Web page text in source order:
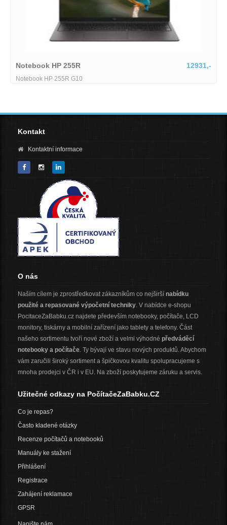
Notebook HP 255R 12931,-
Notebook HP 255R G10
Kontakt
Kontaktní informace
O nás
Naším cílem je zprostředkovat zákazníkům co nejširší nabídku
použité a repasované výpočetní techniky. V nabídce e-shopu
PocitaceZaBabku.cz najdete především notebooky, počítače, LCD
monitory, tiskárny a mobilní zařízení jako tablety a telefony. Část
našeho sortimentu tvoří nové zboží a velmi výhodné předváděcí
notebooky a počítače. Ty bývají ve stavu nových produktů. Abychom
vám zaručili široký sortiment a špičkovou kvalitu spolupracujeme s
mnoha prodejci v ČR i v EU. Na zboží poskytujeme záruku a servis.
Užitečné odkazy na PočítačeZaBabku.CZ
Co je repas?
Často kladené otázky
Recenze počítačů a notebooků
Manuály ke stažení
Přihlášení
Registrace
Zahájení reklamace
GPSR